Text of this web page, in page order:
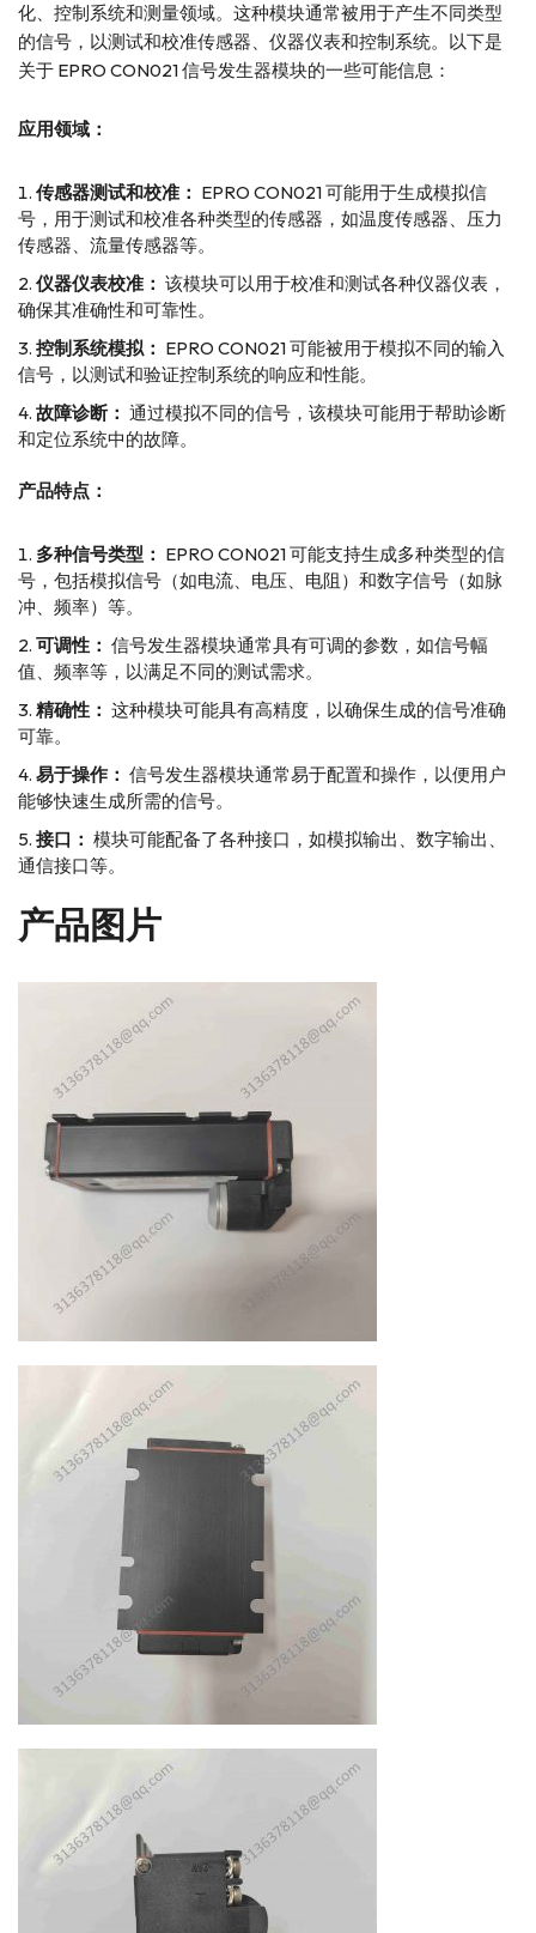
化、控制系统和测量领域。这种模块通常被用于产生不同类型
的信号，以测试和校准传感器、仪器仪表和控制系统。以下是
关于 EPRO CON021 信号发生器模块的一些可能信息：
应用领域：
传感器测试和校准： EPRO CON021 可能用于生成模拟信
号，用于测试和校准各种类型的传感器，如温度传感器、压力
传感器、流量传感器等。
仪器仪表校准： 该模块可以用于校准和测试各种仪器仪表，
确保其准确性和可靠性。
控制系统模拟： EPRO CON021 可能被用于模拟不同的输入
信号，以测试和验证控制系统的响应和性能。
故障诊断： 通过模拟不同的信号，该模块可能用于帮助诊断
和定位系统中的故障。
产品特点：
多种信号类型： EPRO CON021 可能支持生成多种类型的信
号，包括模拟信号（如电流、电压、电阻）和数字信号（如脉
冲、频率）等。
可调性： 信号发生器模块通常具有可调的参数，如信号幅
值、频率等，以满足不同的测试需求。
精确性： 这种模块可能具有高精度，以确保生成的信号准确
可靠。
易于操作： 信号发生器模块通常易于配置和操作，以便用户
能够快速生成所需的信号。
接口： 模块可能配备了各种接口，如模拟输出、数字输出、
通信接口等。
产品图片